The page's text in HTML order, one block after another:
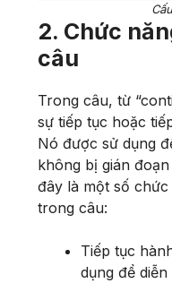
2. Chức
câu
​​Trong câu, từ
sự tiếp tục hoặc
Nó được sử dụng
không bị gián
đây là một số chức
trong câu:
Tiếp tục
dụng để